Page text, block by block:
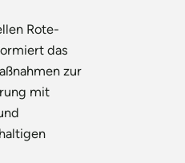
Rote-
das
zur
mit